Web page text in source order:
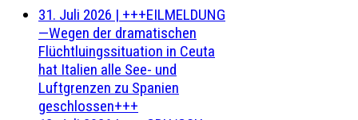
31. Juli 2026 | +++EILMELDUNG
—Wegen der dramatischen
Flüchtluingssituation in Ceuta
hat Italien alle See- und
Luftgrenzen zu Spanien
geschlossen+++